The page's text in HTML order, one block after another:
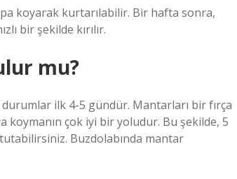
koyarak kurtarılabilir. Bir hafta sonra,
bir şekilde kırılır.
mu?
ilk 4-5 gündür. Mantarları bir fırça
koymanın çok iyi bir yoludur. Bu şekilde, 5
Buzdolabında mantar